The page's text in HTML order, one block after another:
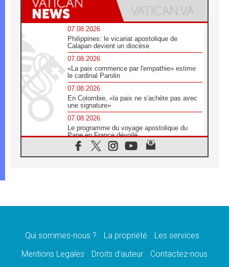
07.08.2026
Philippines: le vicariat apostolique de
Calapan devient un diocèse
07.08.2026
«La paix commence par l'empathie» estime
le cardinal Parolin
07.08.2026
En Colombie, «la paix ne s'achète pas avec
une signature»
07.08.2026
Le programme du voyage apostolique du
Pape en France dévoilé
07.08.2026
1ère Conférence continentale sur l'éducation
07.08.2026
07.08.2026
lancement des «dix jours de prière pour la
Qui sommes-nous ? La propriété
Les services
Mentions Legales
Droits d’auteur Contactez-nous